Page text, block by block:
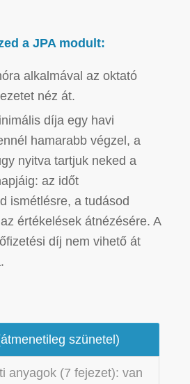
a JPA modult:
alkalmával az oktató
néz át.
díja egy havi
hamarabb végzel, a
nyitva tartjuk neked a
az időt
ismétlésre, a tudásod
értékelések átnézésére. A
díj nem vihető át
szünetel)
anyagok (7 fejezet): van